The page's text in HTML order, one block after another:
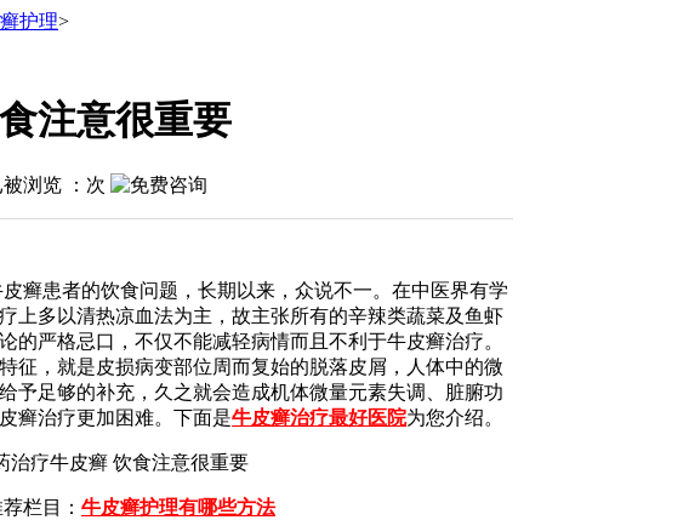
护理>
注意很重要
浏览 ： 次
皮癣患者的饮食问题，长期以来，众说不一。在中医界有学
上多以清热凉血法为主，故主张所有的辛辣类蔬菜及鱼虾
的严格忌口，不仅不能减轻病情而且不利于牛皮癣治疗。
征，就是皮损病变部位周而复始的脱落皮屑，人体中的微
予足够的补充，久之就会造成机体微量元素失调、脏腑功
癣治疗更加困难。下面是牛皮癣治疗最好医院为您介绍。
荐栏目： 牛皮癣护理有哪些方法